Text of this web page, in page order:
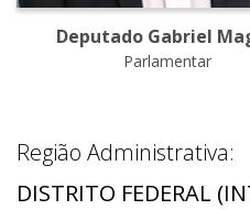
Deputado Gabriel
Parlamentar
Região Administrativa:
DISTRITO FEDERAL